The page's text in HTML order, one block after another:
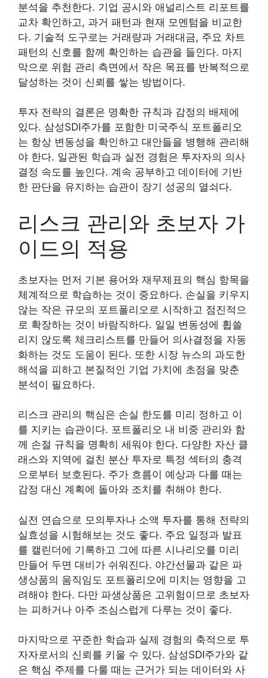
분석을 추천한다. 기업 공시와 애널리스트 리포트를
교차 확인하고, 과거 패턴과 현재 모멘텀을 비교한
다. 기술적 도구로는 거래량과 거래대금, 주요 차트
패턴의 신호를 함께 확인하는 습관을 들인다. 마지
막으로 위험 관리 측면에서 작은 목표를 반복적으로
달성하는 것이 신뢰를 쌓는 방법이다.
투자 전략의 결론은 명확한 규칙과 감정의 배제에
있다. 삼성SDI주가를 포함한 미국주식 포트폴리오
는 항상 변동성을 확인하고 대안들을 병행해 관리해
야 한다. 일관된 학습과 실전 경험은 투자자의 의사
결정 속도를 높인다. 계속 공부하고 데이터에 기반
한 판단을 유지하는 습관이 장기 성공의 열쇠다.
리스크 관리와 초보자 가
이드의 적용
초보자는 먼저 기본 용어와 재무제표의 핵심 항목을
체계적으로 학습하는 것이 중요하다. 손실을 키우지
않는 작은 규모의 포트폴리오로 시작하고 점진적으
로 확장하는 것이 바람직하다. 일일 변동성에 휩쓸
리지 않도록 체크리스트를 만들어 의사결정을 자동
화하는 것도 도움이 된다. 또한 시장 뉴스의 과도한
해석을 피하고 본질적인 기업 가치에 초점을 맞춘
분석이 필요하다.
리스크 관리의 핵심은 손실 한도를 미리 정하고 이
를 지키는 습관이다. 포트폴리오 내 비중 관리와 함
께 손절 규칙을 명확히 세워야 한다. 다양한 자산 클
래스와 지역에 걸친 분산 투자로 특정 섹터의 충격
으로부터 보호된다. 주가 흐름이 예상과 다를 때는
감정 대신 계획에 돌아와 조치를 취해야 한다.
실전 연습으로 모의투자나 소액 투자를 통해 전략의
실효성을 시험해보는 것도 좋다. 주요 일정과 발표
를 캘린더에 기록하고 그에 따른 시나리오를 미리
만들어 두면 대비가 쉬워진다. 야간선물과 같은 파
생상품의 움직임도 포트폴리오에 미치는 영향을 고
려해야 한다. 다만 파생상품은 고위험이므로 초보자
는 피하거나 아주 조심스럽게 다루는 것이 좋다.
마지막으로 꾸준한 학습과 실제 경험의 축적으로 투
자자로서의 신뢰를 키울 수 있다. 삼성SDI주가와 같
은 핵심 주제를 다룰 때는 근거가 되는 데이터와 사